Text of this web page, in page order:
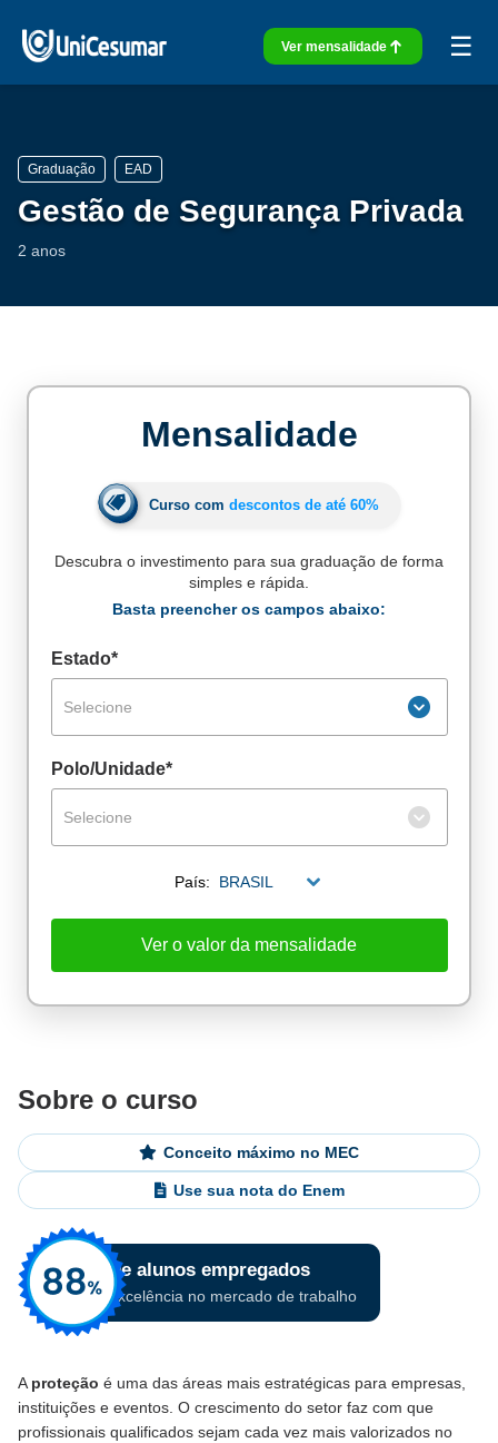
Ver mensalidade ☰
Graduação EAD
Gestão de Segurança Privada
2 anos
Sobre o curso
Conceito máximo no MEC
Use sua nota do Enem
A proteção é uma das áreas mais estratégicas para empresas,
instituições e eventos. O crescimento do setor faz com que
profissionais qualificados sejam cada vez mais valorizados no
Mensalidade
Curso com descontos de até 60%
Descubra o investimento para sua graduação de forma
simples e rápida.
Basta preencher os campos abaixo:
Estado*
Selecione
Polo/Unidade*
Selecione
País: BRASIL
Ver o valor da mensalidade